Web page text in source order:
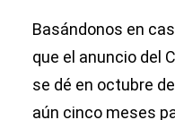
Basándonos en
que el anuncio del
se dé en octubre
aún cinco meses